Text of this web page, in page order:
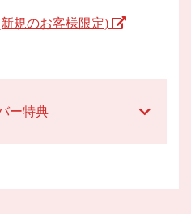
規のお客様限定)
ー特典